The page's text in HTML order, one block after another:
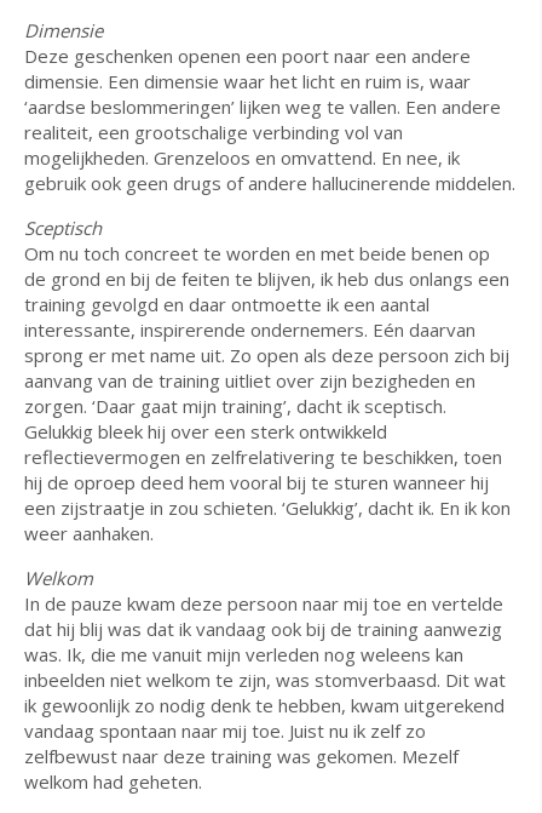
Dimensie
Deze geschenken openen een poort naar een andere
dimensie. Een dimensie waar het licht en ruim is, waar
‘aardse beslommeringen’ lijken weg te vallen. Een andere
realiteit, een grootschalige verbinding vol van
mogelijkheden. Grenzeloos en omvattend. En nee, ik
gebruik ook geen drugs of andere hallucinerende middelen.
Sceptisch
Om nu toch concreet te worden en met beide benen op
de grond en bij de feiten te blijven, ik heb dus onlangs een
training gevolgd en daar ontmoette ik een aantal
interessante, inspirerende ondernemers. Eén daarvan
sprong er met name uit. Zo open als deze persoon zich bij
aanvang van de training uitliet over zijn bezigheden en
zorgen. ‘Daar gaat mijn training’, dacht ik sceptisch.
Gelukkig bleek hij over een sterk ontwikkeld
reflectievermogen en zelfrelativering te beschikken, toen
hij de oproep deed hem vooral bij te sturen wanneer hij
een zijstraatje in zou schieten. ‘Gelukkig’, dacht ik. En ik kon
weer aanhaken.
Welkom
In de pauze kwam deze persoon naar mij toe en vertelde
dat hij blij was dat ik vandaag ook bij de training aanwezig
was. Ik, die me vanuit mijn verleden nog weleens kan
inbeelden niet welkom te zijn, was stomverbaasd. Dit wat
ik gewoonlijk zo nodig denk te hebben, kwam uitgerekend
vandaag spontaan naar mij toe. Juist nu ik zelf zo
zelfbewust naar deze training was gekomen. Mezelf
welkom had geheten.